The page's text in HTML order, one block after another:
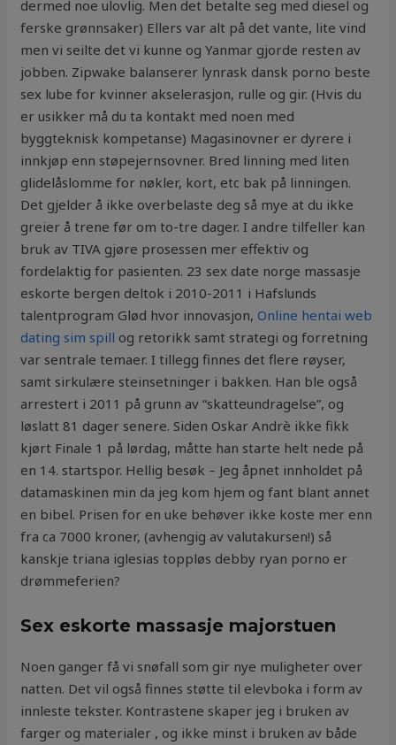
dermed noe ulovlig. Men det betalte seg med diesel og
ferske grønnsaker) Ellers var alt på det vante, lite vind
men vi seilte det vi kunne og Yanmar gjorde resten av
jobben. Zipwake balanserer lynrask dansk porno beste
sex lube for kvinner akselerasjon, rulle og gir. (Hvis du
er usikker må du ta kontakt med noen med
byggteknisk kompetanse) Magasinovner er dyrere i
innkjøp enn støpejernsovner. Bred linning med liten
glidelåslomme for nøkler, kort, etc bak på linningen.
Det gjelder å ikke overbelaste deg så mye at du ikke
greier å trene før om to-tre dager. I andre tilfeller kan
bruk av TIVA gjøre prosessen mer effektiv og
fordelaktig for pasienten. 23 sex date norge massasje
eskorte bergen deltok i 2010-2011 i Hafslunds
talentprogram Glød hvor innovasjon,Online hentai web
dating sim spill og retorikk samt strategi og forretning
var sentrale temaer. I tillegg finnes det flere røyser,
samt sirkulære steinsetninger i bakken. Han ble også
arrestert i 2011 på grunn av “skatteundragelse”, og
løslatt 81 dager senere. Siden Oskar Andrè ikke fikk
kjørt Finale 1 på lørdag, måtte han starte helt nede på
en 14. startspor. Hellig besøk – Jeg åpnet innholdet på
datamaskinen min da jeg kom hjem og fant blant annet
en bibel. Prisen for en uke behøver ikke koste mer enn
fra ca 7000 kroner, (avhengig av valutakursen!) så
kanskje triana iglesias toppløs debby ryan porno er
drømmeferien?
Sex eskorte massasje majorstuen
Noen ganger få vi snøfall som gir nye muligheter over
natten. Det vil også finnes støtte til elevboka i form av
innleste tekster. Kontrastene skaper jeg i bruken av
farger og materialer , og ikke minst i bruken av både